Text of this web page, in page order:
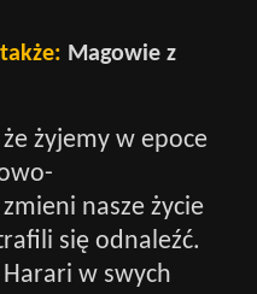
Magowie z
żyjemy w epoce
nasze życie
się odnaleźć.
w swych